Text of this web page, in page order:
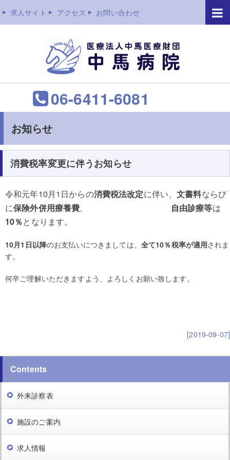
求人サイト アクセス お問い合わせ
06-6411-6081
お知らせ
消費税率変更に伴うお知らせ
令和元年10月1日からの消費税法改定に伴い、文書料ならび
に保険外併用療養費 自由診療等は
10％となります。
10月1日以降のお支払いにつきましては、 全て10％税率が適用されま
す。
何卒ご理解いただきますよう、よろしくお願い致します。
[2019-09-07]
Contents
外来診察表
施設のご案内
求人情報